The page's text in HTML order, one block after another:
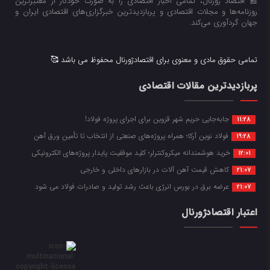
روزنامه‌ها و مجلات اقتصادی و پربازدیدترین خبرگزاری‌های اقتصادی ایران و
جهان گردآوری می‌کند.
تمامی حقوق مادی و معنوی برای اقتصادژورنال محفوظ می باشد 🥰
پربازدیدترین مقالات اقتصادی
11:28 جابه‌جایی حریم شهر قزوین برای اجرای پروژه فولاد!
19:28 فولاد نوین آرکا؛ همراه پروژه‌های صنعتی از انتخاب تا تأمین ورق آهن
12:01 خرید هوشمندانه میکروکنترلر؛ کلید موفقیت پایدار پروژه‌های الکترونیکی
21:07 کاهش قیمت آهن آلات در بازارهای داخلی و خارجی
21:07 عرضه برق در بورس انرژی باعث رشد تولید و صادرات فولاد می شود
اعتبار اقتصادژورنال